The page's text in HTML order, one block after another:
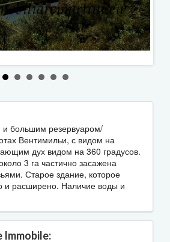
и большим резервуаром/
Вентимильи, с видом на
дух видом на 360 градусов.
3 га частично засажена
Старое здание, которое
и расширено. Наличие воды и